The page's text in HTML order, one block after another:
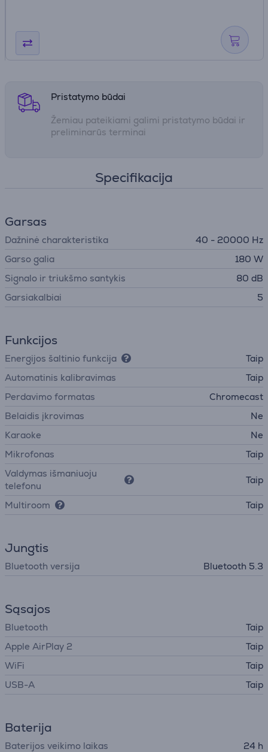
Pristatymo būdai
Žemiau pateikiami galimi pristatymo būdai ir
preliminarūs terminai
Specifikacija
Garsas
Dažninė charakteristika
40 - 20000 Hz
Garso galia
180 W
Signalo ir triukšmo santykis
80 dB
Garsiakalbiai
5
Funkcijos
Energijos šaltinio funkcija
Taip
Automatinis kalibravimas
Taip
Perdavimo formatas
Chromecast
Belaidis įkrovimas
Ne
Karaoke
Ne
Mikrofonas
Taip
Valdymas išmaniuoju
telefonu
Taip
Multiroom Taip
Jungtis
Bluetooth versija Bluetooth 5.3
Sąsajos
Bluetooth
Taip
Apple AirPlay 2
Taip
WiFi
Taip
USB-A
Taip
Baterija
Baterijos veikimo laikas
24 h